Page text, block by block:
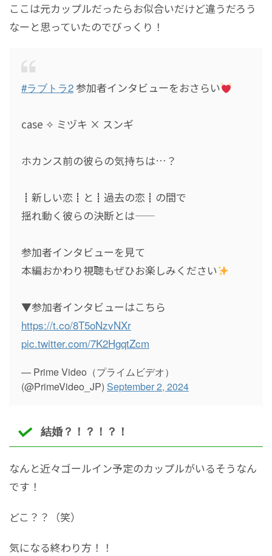
ここは元カップルだったらお似合いだけど違うだろう
なーと思っていたのでびっくり！
#ラブトラ2参加者インタビューをおさらい
case ✧ ミヅキ × スンギ
ホカンス前の彼らの気持ちは…？
┋新しい恋┋と┋過去の恋┋の間で
揺れ動く彼らの決断とは――
参加者インタビューを見て
本編おかわり視聴もぜひお楽しみください
▼参加者インタビューはこちら
https://t.co/8T5oNzvNXr
pic.twitter.com/7K2HgqtZcm
— Prime Video（プライムビデオ）
(@PrimeVideo_JP) September 2, 2024
結婚？！？！？！
なんと近々ゴールイン予定のカップルがいるそうなん
です！
どこ？？（笑）
気になる終わり方！！